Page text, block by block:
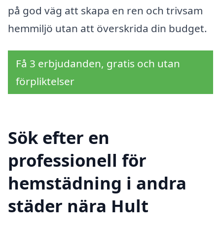
på god väg att skapa en ren och trivsam
hemmiljö utan att överskrida din budget.
Få 3 erbjudanden, gratis och utan
förpliktelser
Sök efter en
professionell för
hemstädning i andra
städer nära Hult